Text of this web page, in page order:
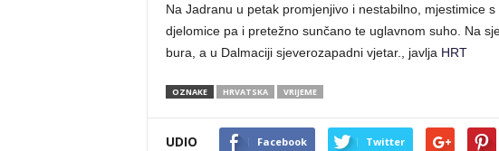
Na Jadranu u petak promjenjivo i nestabilno, mjestimice
djelomice pa i pretežno sunčano te uglavnom suho. Na
bura, a u Dalmaciji sjeverozapadni vjetar., javlja HRT
OZNAKE HRVATSKA VRIJEME
UDIO Facebook Twitter